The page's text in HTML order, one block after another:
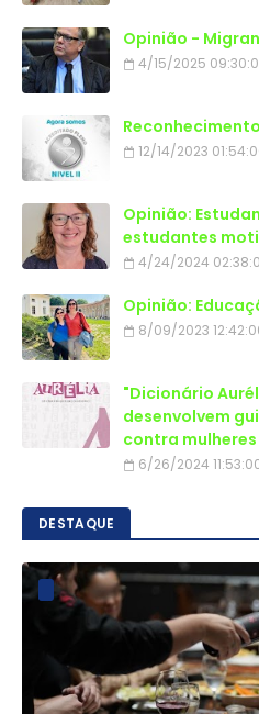
Opinião -
4/15/2025
Reconhecimento
12/14/2023
Opinião:
estudantes
4/24/2024
Opinião:
8/09/2023
"Dicionário
desenvolvem
contra mulheres
6/26/2024
DESTAQUE